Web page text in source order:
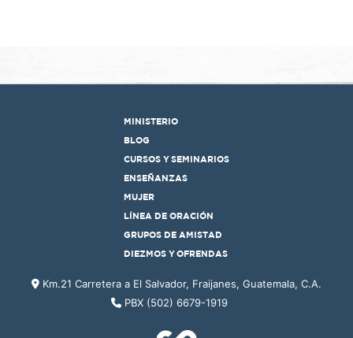
MINISTERIO
BLOG
CURSOS Y SEMINARIOS
ENSEÑANZAS
MUJER
LÍNEA DE ORACIÓN
GRUPOS DE AMISTAD
DIEZMOS Y OFRENDAS
Km.21 Carretera a El Salvador, Fraijanes, Guatemala, C.A.
PBX (502) 6679-1919